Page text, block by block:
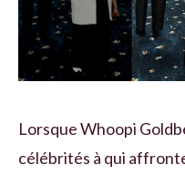
Lorsque Whoopi
célébrités à qui